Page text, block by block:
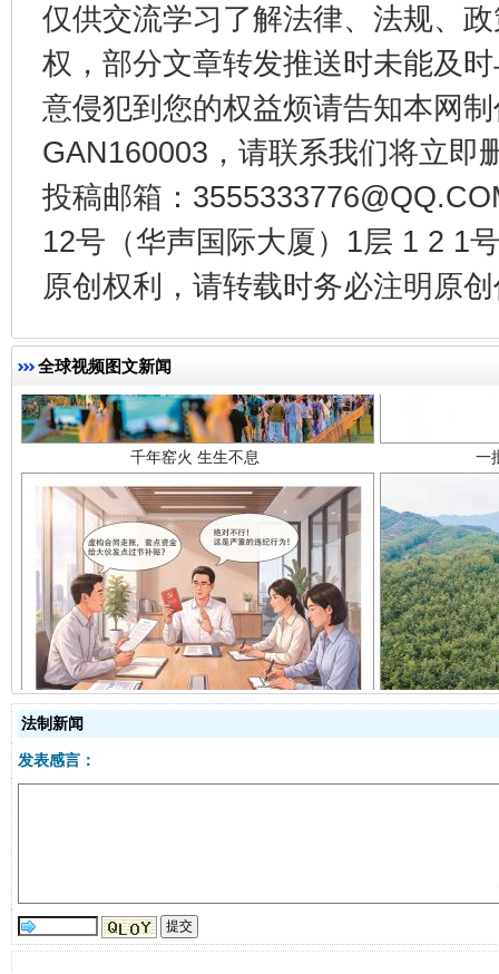
仅供交流学习了解法律、法规、
权，部分文章转发推送时未能及
意侵犯到您的权益烦请告知本网
GAN160003，请联系我们将立即
投稿邮箱：
12号（华声国际大厦）1层 1 2 1
原创权利，请转载时务必注明原
全球视频图文新闻
东山县通报“牛蛙产品抗生素超标问题” 法
揭开“小金库”的免责幌子
受贿1.44亿！段成刚被判无期 从幼
法制新闻
发表感言：